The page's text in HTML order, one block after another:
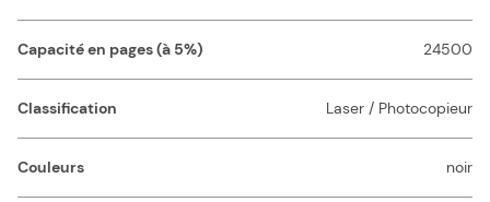
Capacité en pages (à 5%) 24500
Classification Laser / Photocopieur
Couleurs noir